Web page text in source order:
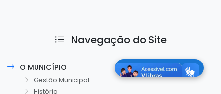
Navegação do Site
O MUNICÍPIO
Gestão Municipal
História